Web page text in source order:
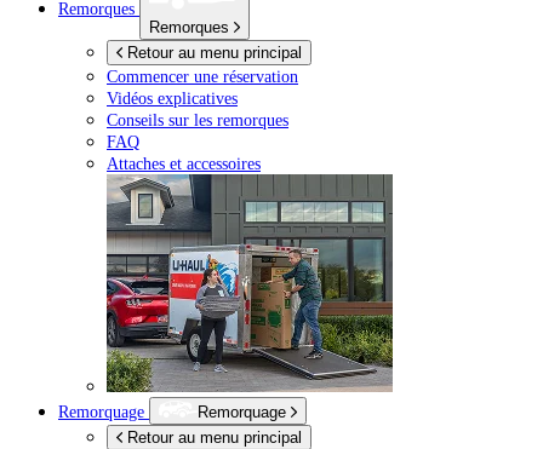
Remorques
Remorques
Retour au menu principal
Commencer une réservation
Vidéos explicatives
Conseils sur les remorques
FAQ
Attaches et accessoires
Remorquage
Remorquage
Retour au menu principal